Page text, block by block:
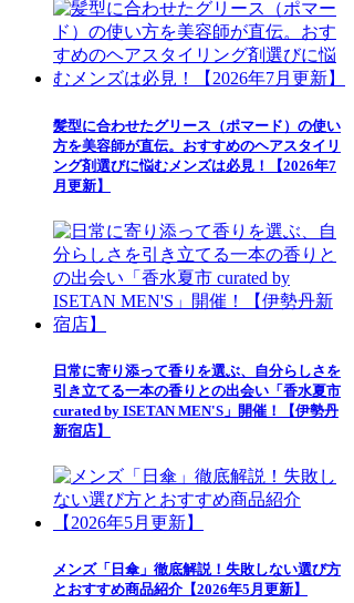
髪型に合わせたグリース（ポマード）の使い
方を美容師が直伝。おすすめのヘアスタイリ
ング剤選びに悩むメンズは必見！【2026年7
月更新】
日常に寄り添って香りを選ぶ、自分らしさを
引き立てる一本の香りとの出会い「香水夏市
curated by ISETAN MEN'S」開催！【伊勢丹
新宿店】
メンズ「日傘」徹底解説！失敗しない選び方
とおすすめ商品紹介【2026年5月更新】